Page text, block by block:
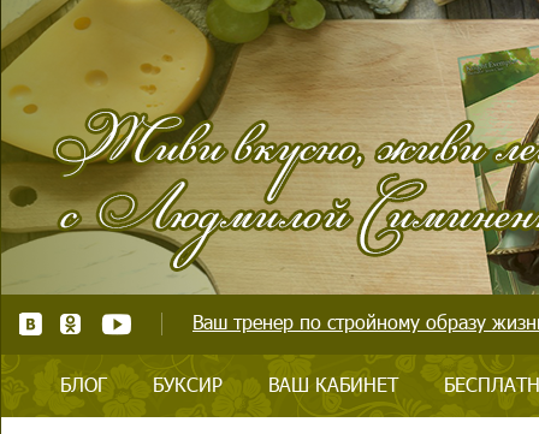
Ваш тренер по стройному образу
БЛОГ БУКСИР ВАШ КАБИНЕТ